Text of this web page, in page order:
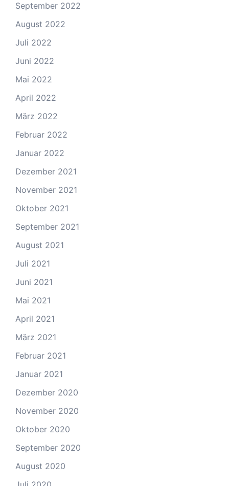
September 2022
August 2022
Juli 2022
Juni 2022
Mai 2022
April 2022
März 2022
Februar 2022
Januar 2022
Dezember 2021
November 2021
Oktober 2021
September 2021
August 2021
Juli 2021
Juni 2021
Mai 2021
April 2021
März 2021
Februar 2021
Januar 2021
Dezember 2020
November 2020
Oktober 2020
September 2020
August 2020